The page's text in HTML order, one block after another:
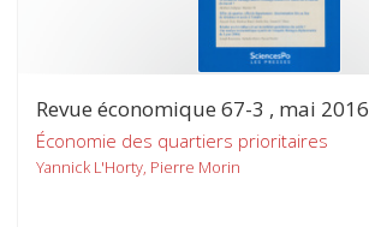
Revue économique 67-3 , mai 2016
Économie des quartiers prioritaires
Yannick L'Horty, Pierre Morin